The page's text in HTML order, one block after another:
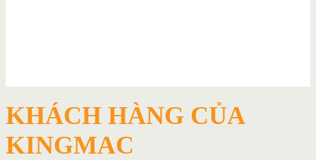
KHÁCH HÀNG CỦA
KINGMAC